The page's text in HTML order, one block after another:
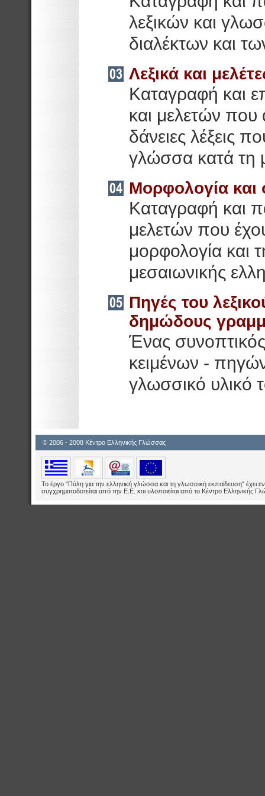
λεξικών και
διαλέκτων και
Λεξικά και
Kαταγραφή και
και μελετών που
δάνειες λέξεις
γλώσσα κατά τη
Μορφολογία και
Καταγραφή και
μελετών που
μορφολογία και
μεσαιωνικής
Πηγές του
δημώδους
Ένας
κειμένων -
γλωσσικό υλικό
© 2006 - 2008 Κέντρο Ελληνικής Γλώσσας
Το έργο "Πύλη για την ελληνική γλώσσα και τη γλωσσική εκπαίδευση" έχει
συγχρηματοδοτείται από την Ε.E. και υλοποιείται από το Κέντρο Ελληνικής